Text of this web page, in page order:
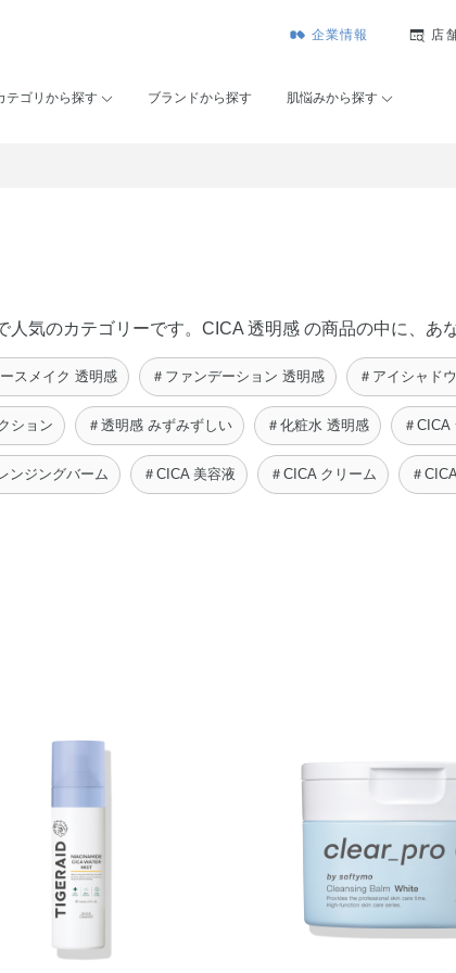
企業情報 店
テゴリから探す ブランドから探す 肌悩みから探す
気のカテゴリーです。CICA 透明感 の商品の中に、あ
スメイク 透明感 ＃ファンデーション 透明感 ＃アイシャド
ション ＃透明感 みずみずしい ＃化粧水 透明感 ＃CICA
ンジングバーム ＃CICA 美容液 ＃CICA クリーム ＃